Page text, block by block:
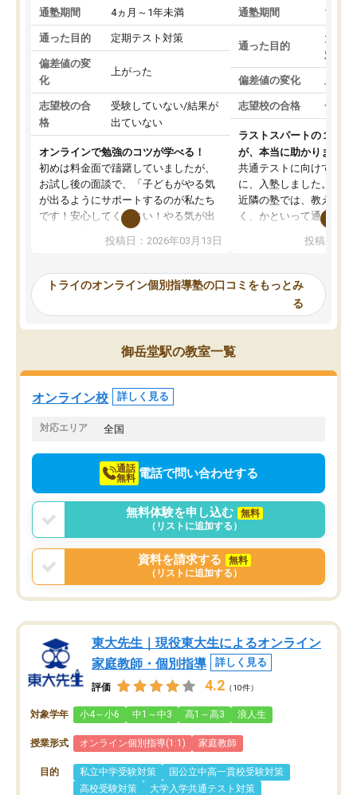
通塾期間 4ヵ月～1年未満
通った目的 定期テスト対策
偏差値の変
化
上がった
志望校の合
格
受験していない/結果が
出ていない
オンラインで勉強のコツが学べる！
初めは料金面で躊躇していましたが、
お試し後の面談で、「子どもがやる気
が出るようにサポートするのが私たち
です！安心してください！やる気が出
ないのは私たち講師の責任です」と言
ってくださり、確かに！と考えて、思
ったんですが、学生の先生から学ぶこ
み、徐々に成績が上がったらいいなと
思っていました。何が今足りないのか
を的確に指導いただき、子どももびっ
くりするほど楽しんでやる気を持って
塾を受けています。狙い通り、少しず
つ成績も上がり、苦手意識も無くなっ
てきたので、さらに苦手な数学も追加
でお願いしました。来年の高校受験に
投稿日：2026年03月13日
通塾期間 1～3
通った目的
大学
対策
偏差値の変化 上が
志望校の合格 合格
ラストスパートの１か月
が、本当に助かりました
共通テストに向けての追
に、入塾しました。田舎
近隣の塾では、教えても
く、かといって通うには
可能なので本当に助か
らないところをピンポイ
頂いて、とてもわかり
していました。一生を
スト、多少お金がかかっ
投稿日：
トライのオンライン個別指導塾の口コミをもっとみ
る
御岳堂駅の教室一覧
オンライン校 詳しく見る
対応エリア 全国
通話
無料 電話で問い合わせする
無料体験を申し込む
無料
（リストに追加する）
資料を請求する
無料
（リストに追加する）
東大先生｜現役東大生によるオンライン
家庭教師・個別指導
詳しく見る
評価 4.2 （10件）
対象学年 小4～小6 中1～中3 高1～高3 浪人生
授業形式 オンライン個別指導(1:1) 家庭教師
目的 私立中学受験対策
国公立中高一貫校受験対策
高校受験対策
大学入学共通テスト対策